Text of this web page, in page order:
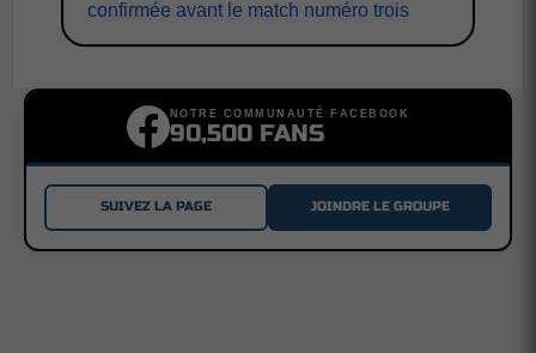
confirmée avant le match numéro trois
NOTRE COMMUNAUTÉ FACEBOOK
90,500 FANS
SUIVEZ LA PAGE JOINDRE LE GROUPE